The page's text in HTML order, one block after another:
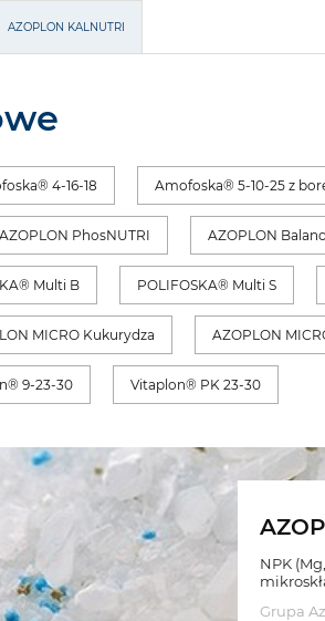
AZOPLON KALNUTRI
4-16-18 Amofoska® 5-10-25 z
AZOPLON PhosNUTRI AZOPLON
Multi B POLIFOSKA® Multi S
MICRO Kukurydza AZOPLON
9-23-30 Vitaplon® PK 23-30
NPK
Grupa